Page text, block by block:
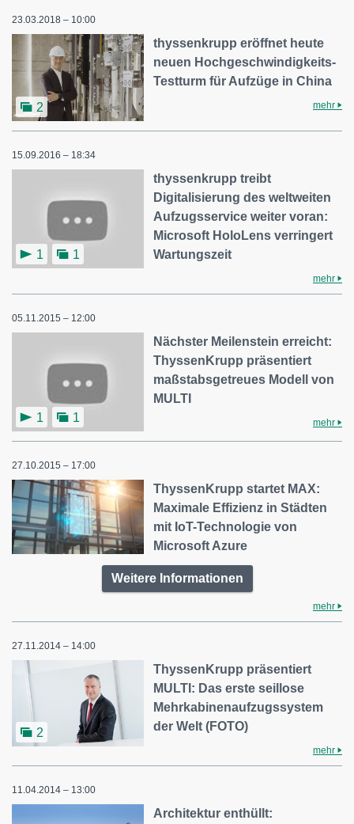
23.03.2018 – 10:00
2
thyssenkrupp eröffnet heute
neuen Hochgeschwindigkeits-
Testturm für Aufzüge in China
mehr
15.09.2016 – 18:34
1 1
thyssenkrupp treibt
Digitalisierung des weltweiten
Aufzugsservice weiter voran:
Microsoft HoloLens verringert
Wartungszeit
mehr
05.11.2015 – 12:00
1 1
Nächster Meilenstein erreicht:
ThyssenKrupp präsentiert
maßstabsgetreues Modell von
MULTI
mehr
27.10.2015 – 17:00
ThyssenKrupp startet MAX:
Maximale Effizienz in Städten
mit IoT-Technologie von
Microsoft Azure
Weitere Informationen
mehr
27.11.2014 – 14:00
2
ThyssenKrupp präsentiert
MULTI: Das erste seillose
Mehrkabinenaufzugssystem
der Welt (FOTO)
mehr
11.04.2014 – 13:00
Architektur enthüllt: